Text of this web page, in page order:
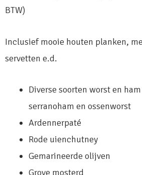
BTW)
Inclusief mooie houten planken,
servetten e.d.
Diverse soorten worst en
serranoham en ossenworst
Ardennerpaté
Rode uienchutney
Gemarineerde olijven
Grove mosterd